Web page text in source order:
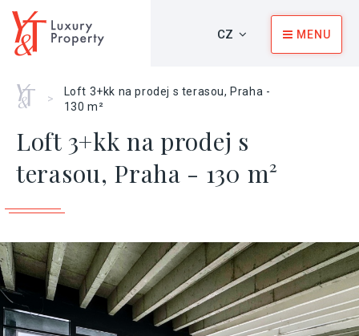
CZ MENU
Home
>
Loft 3+kk na prodej s terasou, Praha -
130 m²
Loft 3+kk na prodej s
terasou, Praha - 130 m²